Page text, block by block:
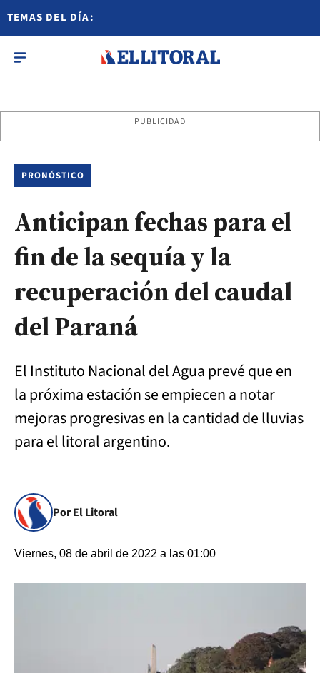
TEMAS DEL DÍA:
PUBLICIDAD
PRONÓSTICO
Anticipan fechas para el
fin de la sequía y la
recuperación del caudal
del Paraná
El Instituto Nacional del Agua prevé que en
la próxima estación se empiecen a notar
mejoras progresivas en la cantidad de lluvias
para el litoral argentino.
Por El Litoral
Viernes, 08 de abril de 2022 a las 01:00